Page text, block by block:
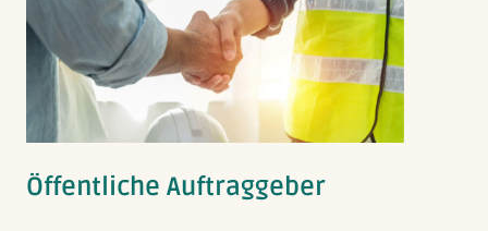
Öffentliche Auftraggeber